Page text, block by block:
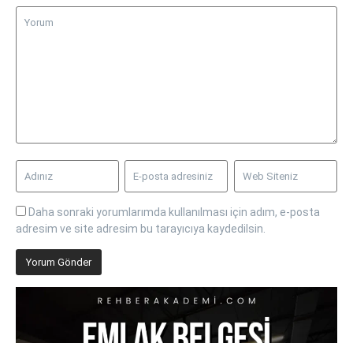
Daha sonraki yorumlarımda kullanılması için adım, e-posta
adresim ve site adresim bu tarayıcıya kaydedilsin.